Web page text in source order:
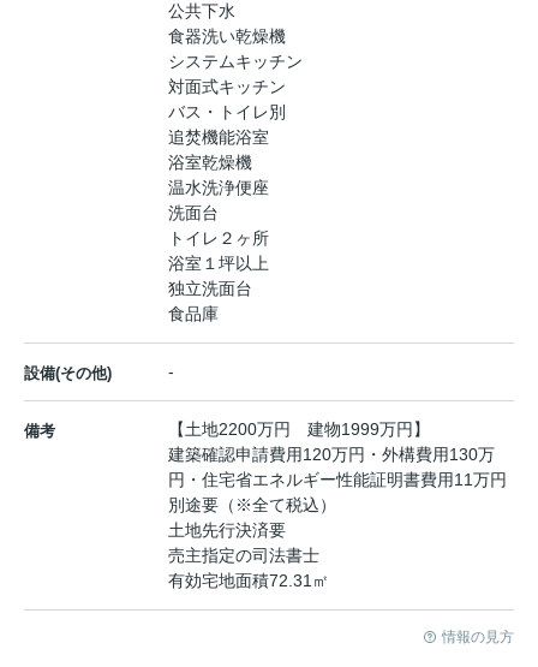
公共下水
食器洗い乾燥機
システムキッチン
対面式キッチン
バス・トイレ別
追焚機能浴室
浴室乾燥機
温水洗浄便座
洗面台
トイレ２ヶ所
浴室１坪以上
独立洗面台
食品庫
設備(その他) -
備考
【土地2200万円 建物1999万円】
建築確認申請費用120万円・外構費用130万
円・住宅省エネルギー性能証明書費用11万円
別途要（※全て税込）
土地先行決済要
売主指定の司法書士
有効宅地面積72.31㎡
情報の見方